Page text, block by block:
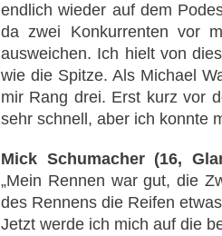
endlich wieder auf dem
da zwei Konkurrenten vor
ausweichen. Ich hielt von
wie die Spitze. Als Michael
mir Rang drei. Erst kurz vor
sehr schnell, aber ich konnte
Mick Schumacher (16,
„Mein Rennen war gut, die
des Rennens die Reifen
Jetzt werde ich mich auf die